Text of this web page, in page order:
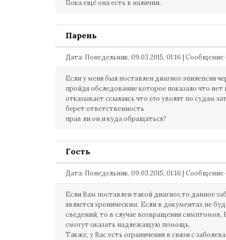
Пока ещё она есть в наличии.
Парень
Дата: Понедельник, 09.03.2015, 01:16 |
Если у меня был поставлен диагноз эпилепсия
пройдя обследование которое показало что нет
отказывает ссылаясь что его уволят по судам
берет ответственность
прав ли он и куда обращаться?
Гость
Дата: Понедельник, 09.03.2015, 01:16 |
Если Вам поставлен такой диагноз,то данное
является хроническим. Если в документах не
сведений, то в случае возвращения симптомов,
смогут оказать надлежащую помощь.
Также, у Вас есть ограничения в связи с